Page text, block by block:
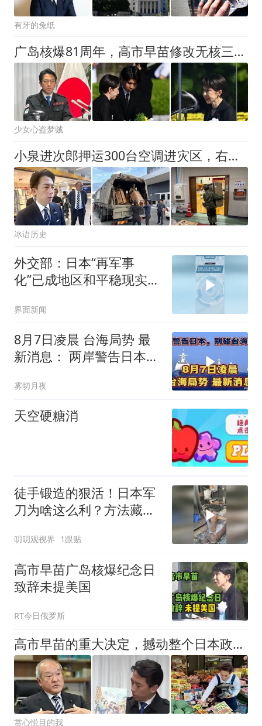
有牙的兔纸
广岛核爆81周年，高市早苗修改无核三原则彻底无望
少女心盗梦贼
小泉进次郎押运300台空调进灾区，右翼破防：自卫队怎能用中国货
冰语历史
外交部：日本“再军事
化”已成地区和平稳现实威
界面新闻
8月7日凌晨 台海局势 最
新消息： 两岸警告日本，
雾切月夜
天空硬糖消
徒手锻造的狠活！日本军
刀为啥这么利？方法藏着
叨叨观视界 1跟贴
高市早苗广岛核爆纪念日
致辞未提美国
RT今日俄罗斯
高市早苗的重大决定，撼动整个日本政坛，她卸任后哪里管洪水滔天
赏心悦目的我